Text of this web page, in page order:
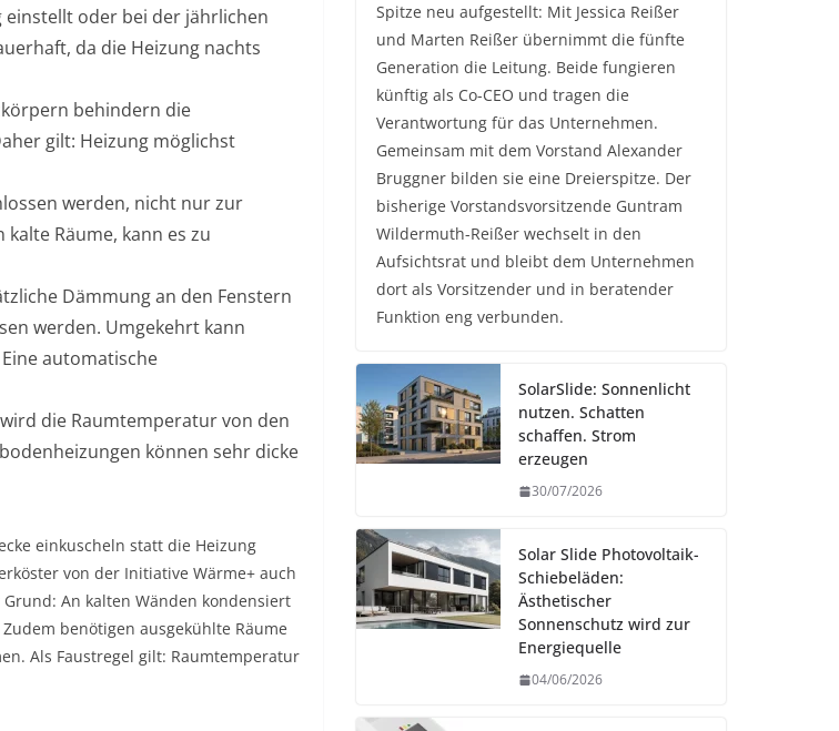
einstellt oder bei der jährlichen
da die Heizung nachts
behindern die
gilt: Heizung möglichst
werden, nicht nur zur
Räume, kann es zu
Dämmung an den Fenstern
werden. Umgekehrt kann
automatische
die Raumtemperatur von den
können sehr dicke
einkuscheln statt die Heizung
von der Initiative Wärme+ auch
An kalten Wänden kondensiert
benötigen ausgekühlte Räume
Als Faustregel gilt: Raumtemperatur
Spitze neu aufgestellt: Mit Jessica Reißer
und Marten Reißer übernimmt die fünfte
Generation die Leitung. Beide fungieren
künftig als Co-CEO und tragen die
Verantwortung für das Unternehmen.
Gemeinsam mit dem Vorstand Alexander
Bruggner bilden sie eine Dreierspitze. Der
bisherige Vorstandsvorsitzende Guntram
Wildermuth-Reißer wechselt in den
Aufsichtsrat und bleibt dem Unternehmen
dort als Vorsitzender und in beratender
Funktion eng verbunden.
SolarSlide: Sonnenlicht
nutzen. Schatten
schaffen. Strom
erzeugen
30/07/2026
Solar Slide Photovoltaik-
Schiebeläden:
Ästhetischer
Sonnenschutz wird zur
Energiequelle
04/06/2026